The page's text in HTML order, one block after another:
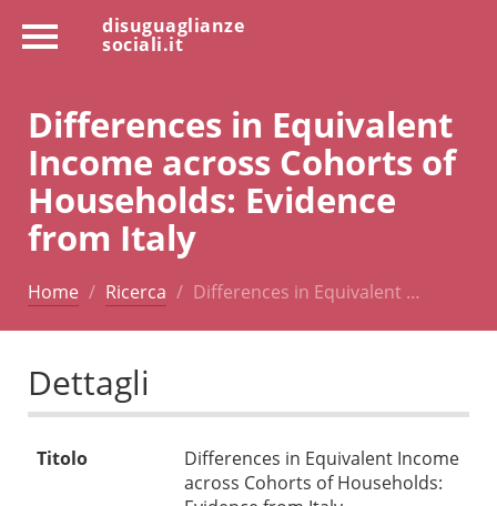
disuguaglianze
sociali.it
Differences in Equivalent
Income across Cohorts of
Households: Evidence
from Italy
Home Ricerca Differences in Equivalent …
Dettagli
Titolo
Differences in Equivalent Income
across Cohorts of Households: